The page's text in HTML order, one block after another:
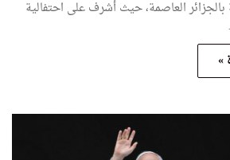
بالجزائر العاصمة، حيث أشرف على احتفالية
»